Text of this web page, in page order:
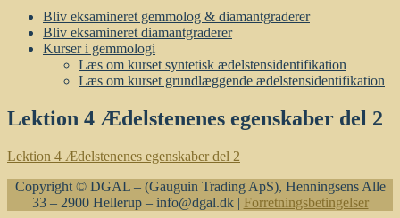
Bliv eksamineret gemmolog & diamantgraderer
Bliv eksamineret diamantgraderer
Kurser i gemmologi
Læs om kurset syntetisk ædelstensidentifikation
Læs om kurset grundlæggende ædelstensidentifikation
Lektion 4 Ædelstenenes egenskaber del 2
Lektion 4 Ædelstenenes egenskaber del 2
Copyright © DGAL – (Gauguin Trading ApS), Henningsens Alle
33 – 2900 Hellerup – info@dgal.dk | Forretningsbetingelser